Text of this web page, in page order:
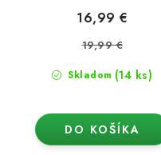
Skladom (14 ks)
16,99 €
19,99 €
DO KOŠÍKA